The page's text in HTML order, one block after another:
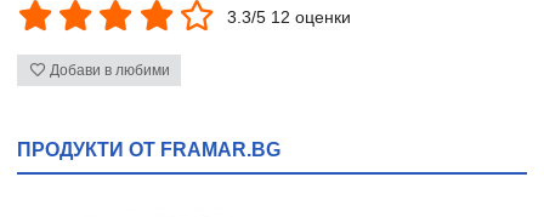
3.3/5 12 оценки
Добави в любими
ПРОДУКТИ ОТ FRAMAR.BG